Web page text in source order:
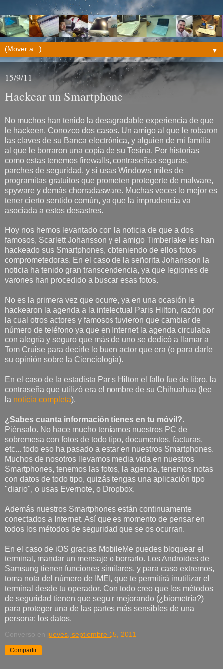
▼
15/9/11
Hackear un Smartphone
No muchos han tenido la desagradable experiencia de que
le hackeen. Conozco dos casos. Un amigo al que le robaron
las claves de su Banca electrónica, y alguien de mi familia
al que le borraron una copia de su Tesina. Por historias
como estas tenemos firewalls, contraseñas seguras,
parches de seguridad, y si usas Windows miles de
programitas gratuitos que prometen protegerte de malware,
spyware y demás chorradasware. Muchas veces lo mejor es
tener cierto sentido común, ya que la imprudencia va
asociada a estos desastres.
Hoy nos hemos levantado con la noticia de que a dos
famosos, Scarlett Johansson y el amigo Timberlake les han
hackeado sus Smartphones, obteniendo de ellos fotos
comprometedoras. En el caso de la señorita Johansson la
noticia ha tenido gran transcendencia, ya que legiones de
varones han procedido a buscar esas fotos.
No es la primera vez que ocurre, ya en una ocasión le
hackearon la agenda a la intelectual Paris Hilton, razón por
la cual otros actores y famosos tuvieron que cambiar de
número de teléfono ya que en Internet la agenda circulaba
con alegría y seguro que más de uno se dedicó a llamar a
Tom Cruise para decirle lo buen actor que era (o para darle
su opinión sobre la Cienciología).
En el caso de la estadista Paris Hilton el fallo fue de libro, la
contraseña que utilizó era el nombre de su Chihuahua (lee
la noticia completa).
¿Sabes cuanta información tienes en tu móvil?.
Piénsalo. No hace mucho teníamos nuestros PC de
sobremesa con fotos de todo tipo, documentos, facturas,
etc... todo eso ha pasado a estar en nuestros Smartphones.
Muchos de nosotros llevamos media vida en nuestros
Smartphones, tenemos las fotos, la agenda, tenemos notas
con datos de todo tipo, quizás tengas una aplicación tipo
"diario", o usas Evernote, o Dropbox.
Además nuestros Smartphones están continuamente
conectados a Internet. Así que es momento de pensar en
todos los métodos de seguridad que se os ocurran.
En el caso de iOS gracias MobileMe puedes bloquear el
terminal, mandar un mensaje o borrarlo. Los Androides de
Samsung tienen funciones similares, y para caso extremos,
toma nota del número de IMEI, que te permitirá inutilizar el
terminal desde tu operador. Con todo creo que los métodos
de seguridad tienen que seguir mejorando (¿biometría?)
para proteger una de las partes más sensibles de una
persona: los datos.
Converso en jueves, septiembre 15, 2011
Compartir